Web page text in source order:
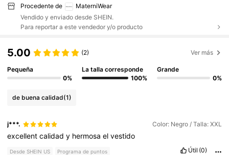
Procedente de
MaterniWear
Vendido y enviado desde SHEIN.
Para reportar a este vendedor y/o producto
5.00 (2) Ver más
Pequeña
0%
La talla corresponde
100%
Grande
0%
de buena calidad(1)
j***. Color: Negro / Talla: XXL
excellentcalidady hermosaelvestido
Desde SHEIN US Programa de puntos Útil (0)